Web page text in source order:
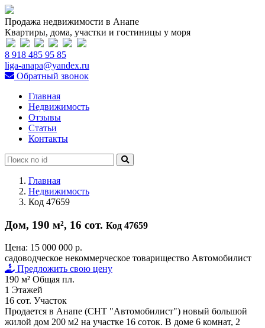
Продажа недвижимости в Анапе
Квартиры, дома, участки и гостиницы у моря
8 918 485 95 85
liga-anapa@yandex.ru
Обратный звонок
Главная
Недвижимость
Отзывы
Статьи
Контакты
Главная
Недвижимость
Код 47659
Дом, 190 м², 16 сот. Код 47659
Цена: 15 000 000 р.
садоводческое некоммерческое товарищество Автомобилист
Предложить свою цену
190 м² Общая пл.
1 Этажей
16 сот. Участок
Продается в Анапе (СНТ "Автомобилист") новый большой
жилой дом 200 м2 на участке 16 соток. В доме 6 комнат, 2